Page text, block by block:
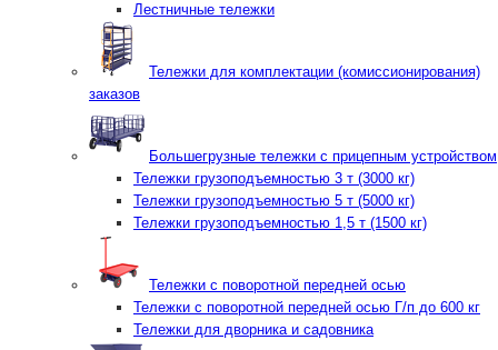
Лестничные тележки
Тележки для комплектации (комиссионирования)
заказов
Большегрузные тележки с прицепным устройством
Тележки грузоподъемностью 3 т (3000 кг)
Тележки грузоподъемностью 5 т (5000 кг)
Тележки грузоподъемностью 1,5 т (1500 кг)
Тележки с поворотной передней осью
Тележки с поворотной передней осью Г/п до 600 кг
Тележки для дворника и садовника